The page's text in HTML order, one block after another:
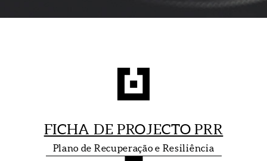
FICHA DE PROJECTO PRR
Plano de Recuperação e Resiliência